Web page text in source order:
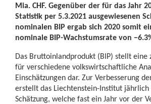
Mia. CHF. Gegenüber der für das Jahr
Statistik per 5.3.2021 ausgewiesenen
nominalen BIP ergab sich 2020 somit
nominale BIP-Wachstumsrate von
Das Bruttoinlandprodukt (BIP) stellt eine
für verschiedene volkswirtschaftliche
Einschätzungen dar. Zur Verbesserung
erstellt das Liechtenstein-Institut jährlich
Schätzung, welche fast ein Jahr vor der